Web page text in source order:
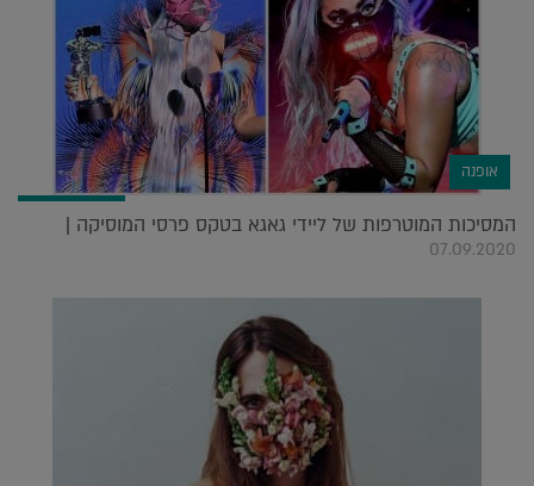
אופנה
המסיכות המוטרפות של ליידי גאגא בטקס פרסי המוסיקה |
07.09.2020